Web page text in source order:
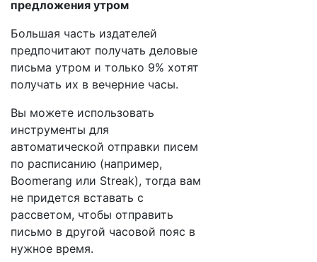
предложения утром
Большая часть издателей
предпочитают получать деловые
письма утром и только 9% хотят
получать их в вечерние часы.
Вы можете использовать
инструменты для
автоматической отправки писем
по расписанию (например,
Boomerang или Streak), тогда вам
не придется вставать с
рассветом, чтобы отправить
письмо в другой часовой пояс в
нужное время.